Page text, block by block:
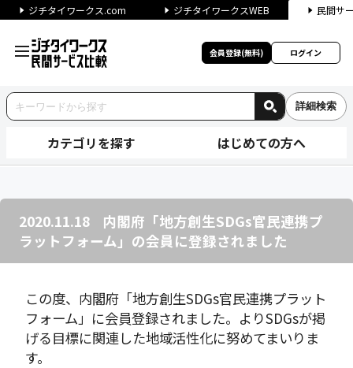
ジチタイワークス.com ジチタイワークスWEB 民間サ
会員登録(無料) ログイン
詳細検索
カテゴリを探す はじめての方へ
2020.11.18
内閣府「地方創生SDGs官民連携プ
ラットフォーム」の会員に登録されました
この度、内閣府「地方創生SDGs官民連携プラット
フォーム」に会員登録されました。よりSDGsが掲
げる目標に関連した地域活性化に努めてまいりま
す。